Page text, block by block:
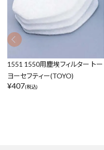
1551 1550用塵埃フィルター トー
ヨーセフティー(TOYO)
¥407(税込)